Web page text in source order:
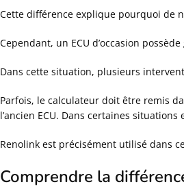
Cette différence explique pourquoi de
Cependant, un ECU d’occasion
Dans cette situation, plusieurs
Parfois, le calculateur doit être remis
l’ancien ECU. Dans certaines
Renolink est précisément utilisé dans
Comprendre la